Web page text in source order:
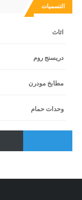
التسميات
اثاث
دريسنج روم
مطابخ مودرن
وحدات حمام